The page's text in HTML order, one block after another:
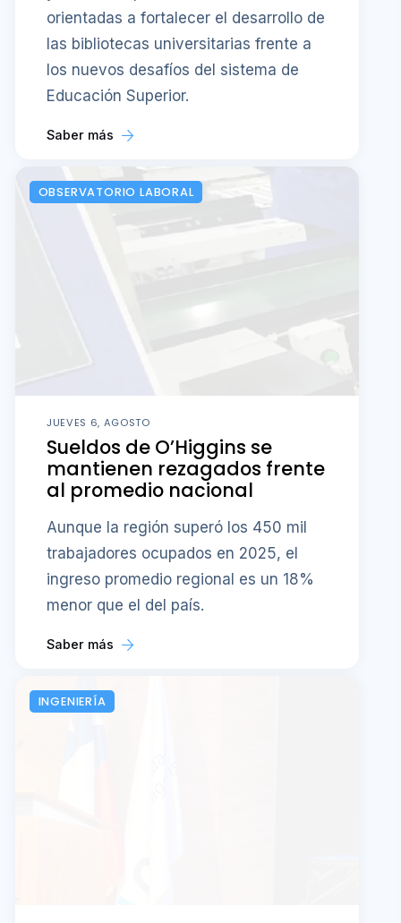
orientadas a fortalecer el desarrollo de
las bibliotecas universitarias frente a
los nuevos desafíos del sistema de
Educación Superior.
Saber más
OBSERVATORIO LABORAL
JUEVES 6, AGOSTO
Sueldos de O’Higgins se
mantienen rezagados frente
al promedio nacional
Aunque la región superó los 450 mil
trabajadores ocupados en 2025, el
ingreso promedio regional es un 18%
menor que el del país.
Saber más
INGENIERÍA